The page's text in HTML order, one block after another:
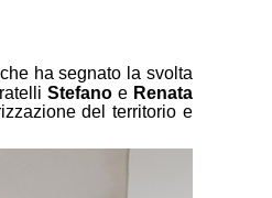
ha segnato lasvolta
Stefano e Renata
del territorio e